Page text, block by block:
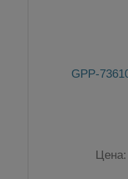
GPP-
Цена: